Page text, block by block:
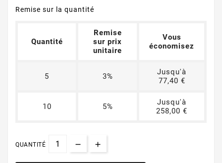
Remise sur la quantité
Quantité
Remise
sur prix
unitaire
Vous
économisez
5 3%
Jusqu'à
77,40 €
10 5%
Jusqu'à
258,00 €
QUANTITÉ